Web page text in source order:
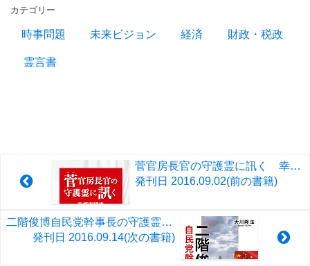
カテゴリー
時事問題 未来ビジョン 経済 財政・税政
霊言書
菅官房長官の守護霊に訊く 幸福実現党“国策捜査”の真相
発刊日 2016.09.02(前の書籍)
二階俊博自民党幹事長の守護霊霊言
発刊日 2016.09.14(次の書籍)